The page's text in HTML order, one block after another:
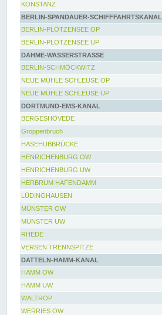
KONSTANZ
BERLIN-SPANDAUER-SCHIFFFAHRTSKANAL
BERLIN-PLÖTZENSEE OP
BERLIN-PLÖTZENSEE UP
DAHME-WASSERSTRASSE
BERLIN-SCHMÖCKWITZ
NEUE MÜHLE SCHLEUSE OP
NEUE MÜHLE SCHLEUSE UP
DORTMUND-EMS-KANAL
BERGESHÖVEDE
Groppenbruch
HASEHUBBRÜCKE
HENRICHENBURG OW
HENRICHENBURG UW
HERBRUM HAFENDAMM
LÜDINGHAUSEN
MÜNSTER OW
MÜNSTER UW
RHEDE
VERSEN TRENNSPITZE
DATTELN-HAMM-KANAL
HAMM OW
HAMM UW
WALTROP
WERRIES OW